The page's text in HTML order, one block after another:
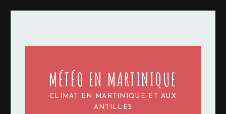
MÉTÉO EN MARTINIQUE
CLIMAT EN MARTINIQUE ET AUX
ANTILLES